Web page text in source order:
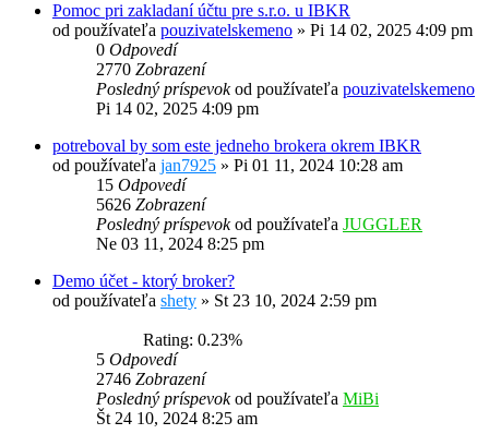
Pomoc pri zakladaní účtu pre s.r.o. u IBKR
od používateľa pouzivatelskemeno » Pi 14 02, 2025 4:09 pm
0 Odpovedí
2770 Zobrazení
Posledný príspevokod používateľa pouzivatelskemeno
Pi 14 02, 2025 4:09 pm
potreboval by som este jedneho brokera okrem IBKR
od používateľa jan7925 » Pi 01 11, 2024 10:28 am
15 Odpovedí
5626 Zobrazení
Posledný príspevokod používateľa JUGGLER
Ne 03 11, 2024 8:25 pm
Demo účet - ktorý broker?
od používateľa shety » St 23 10, 2024 2:59 pm
Rating: 0.23%
5 Odpovedí
2746 Zobrazení
Posledný príspevokod používateľa MiBi
Št 24 10, 2024 8:25 am